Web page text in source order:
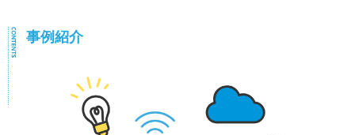
事例紹介